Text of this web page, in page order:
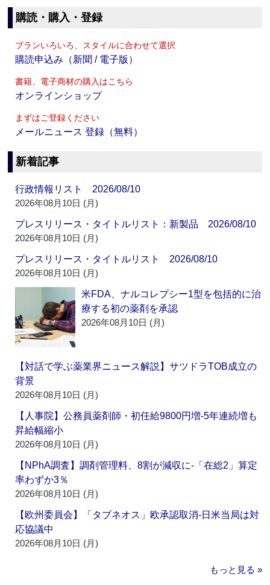
購読・購入・登録
プランいろいろ、スタイルに合わせて選択
購読申込み（新聞 / 電子版）
書籍、電子商材の購入はこちら
オンラインショップ
まずはご登録ください
メールニュース 登録（無料）
新着記事
行政情報リスト 2026/08/10
2026年08月10日 (月)
プレスリリース・タイトルリスト：新製品 2026/08/10
2026年08月10日 (月)
プレスリリース・タイトルリスト 2026/08/10
2026年08月10日 (月)
米FDA、ナルコレプシー1型を包括的に治
療する初の薬剤を承認
2026年08月10日 (月)
【対話で学ぶ薬業界ニュース解説】サツドラTOB成立の
背景
2026年08月10日 (月)
【人事院】公務員薬剤師・初任給9800円増‐5年連続増も
昇給幅縮小
2026年08月10日 (月)
【NPhA調査】調剤管理料、8割が減収に‐「在総2」算定
率わずか3％
2026年08月10日 (月)
【欧州委員会】「タブネオス」欧承認取消‐日米当局は対
応協議中
2026年08月10日 (月)
もっと見る »